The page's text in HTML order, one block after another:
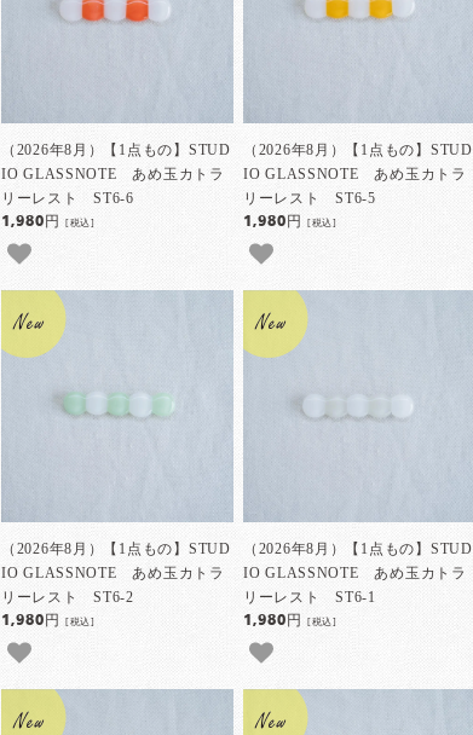
（2026年8月）【1点もの】STUD
IO GLASSNOTE あめ玉カトラ
リーレスト ST6-6
1,980円[税込]
（2026年8月）【1点もの】STUD
IO GLASSNOTE あめ玉カトラ
リーレスト ST6-5
1,980円[税込]
（2026年8月）【1点もの】STUD
IO GLASSNOTE あめ玉カトラ
リーレスト ST6-2
1,980円[税込]
（2026年8月）【1点もの】STUD
IO GLASSNOTE あめ玉カトラ
リーレスト ST6-1
1,980円[税込]